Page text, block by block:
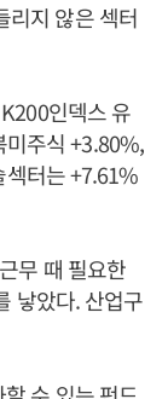
리지 않은 섹터
인덱스 유
주식 +3.80%,
터는 +7.61%
무 때 필요한
낳았다. 산업구